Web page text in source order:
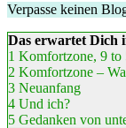
Verpasse keinen
Das erwartet Dich
1 Komfortzone, 9 to
2 Komfortzone –
3 Neuanfang
4 Und ich?
5 Gedanken von